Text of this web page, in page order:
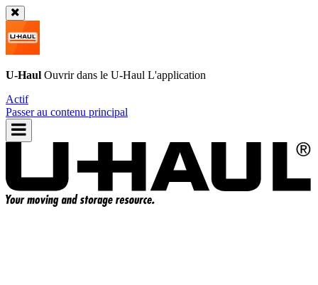
U-Haul Ouvrir dans le U-Haul L'application
Actif
Passer au contenu principal